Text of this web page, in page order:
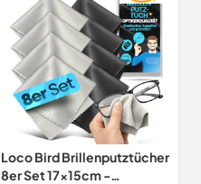
Loco Bird Brillenputztücher
8er Set 17x15cm -